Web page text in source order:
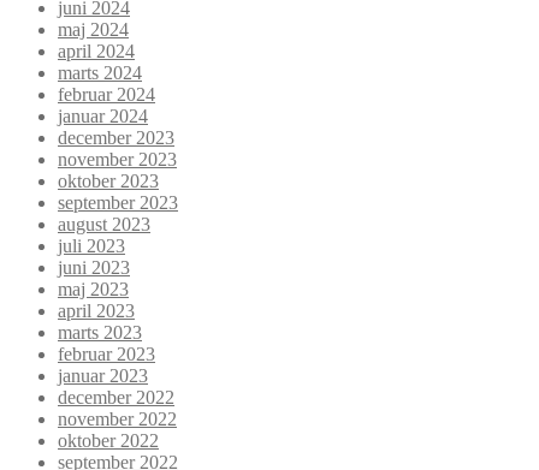
juni 2024
maj 2024
april 2024
marts 2024
februar 2024
januar 2024
december 2023
november 2023
oktober 2023
september 2023
august 2023
juli 2023
juni 2023
maj 2023
april 2023
marts 2023
februar 2023
januar 2023
december 2022
november 2022
oktober 2022
september 2022